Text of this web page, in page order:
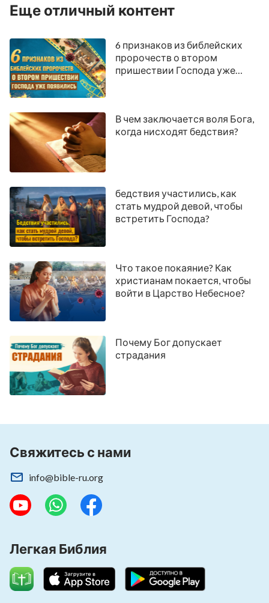
Еще отличный контент
6 признаков из библейских
пророчеств о втором
пришествии Господа уже
В чем заключается воля Бога,
когда нисходят бедствия?
бедствия участились, как
стать мудрой девой, чтобы
встретить Господа?
Что такое покаяние? Как
христианам покается, чтобы
войти в Царство Небесное?
Почему Бог допускает
страдания
Свяжитесь с нами
info@bible-ru.org
Легкая Библия